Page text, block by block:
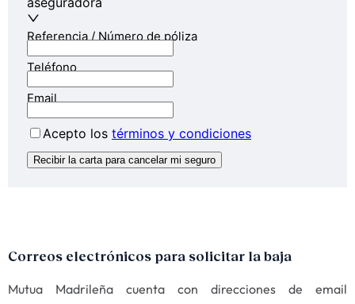
Correos electrónicos para solicitar la baja
Mutua Madrileña cuenta con direcciones de email